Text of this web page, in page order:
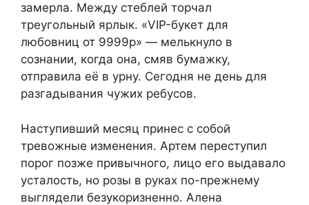
замерла. Между стеблей торчал
треугольный ярлык. «VIP-букет для
любовниц от 9999р» — мелькнуло в
сознании, когда она, смяв бумажку,
отправила её в урну. Сегодня не день для
разгадывания чужих ребусов.
Наступивший месяц принес с собой
тревожные изменения. Артем переступил
порог позже привычного, лицо его выдавало
усталость, но розы в руках по-прежнему
выглядели безукоризненно. Алена